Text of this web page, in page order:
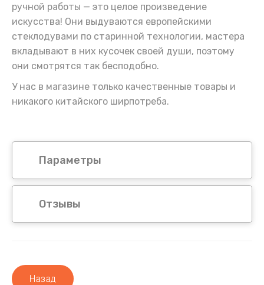
ручной работы — это целое произведение
искусства! Они выдуваются европейскими
стеклодувами по старинной технологии, мастера
вкладывают в них кусочек своей души, поэтому
они смотрятся так бесподобно.
У нас в магазине только качественные товары и
никакого китайского ширпотреба.
Параметры
Отзывы
Назад